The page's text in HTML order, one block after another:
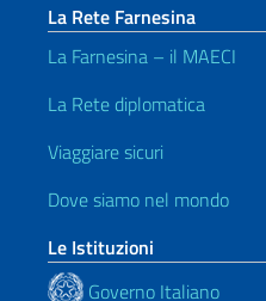
La Rete Farnesina
La Farnesina – il MAECI
La Rete diplomatica
Viaggiare sicuri
Dove siamo nel mondo
Le Istituzioni
Governo Italiano